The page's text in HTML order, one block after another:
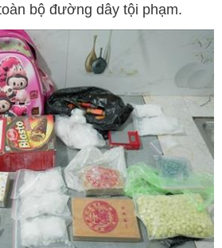
bộ đường dây tội phạm.